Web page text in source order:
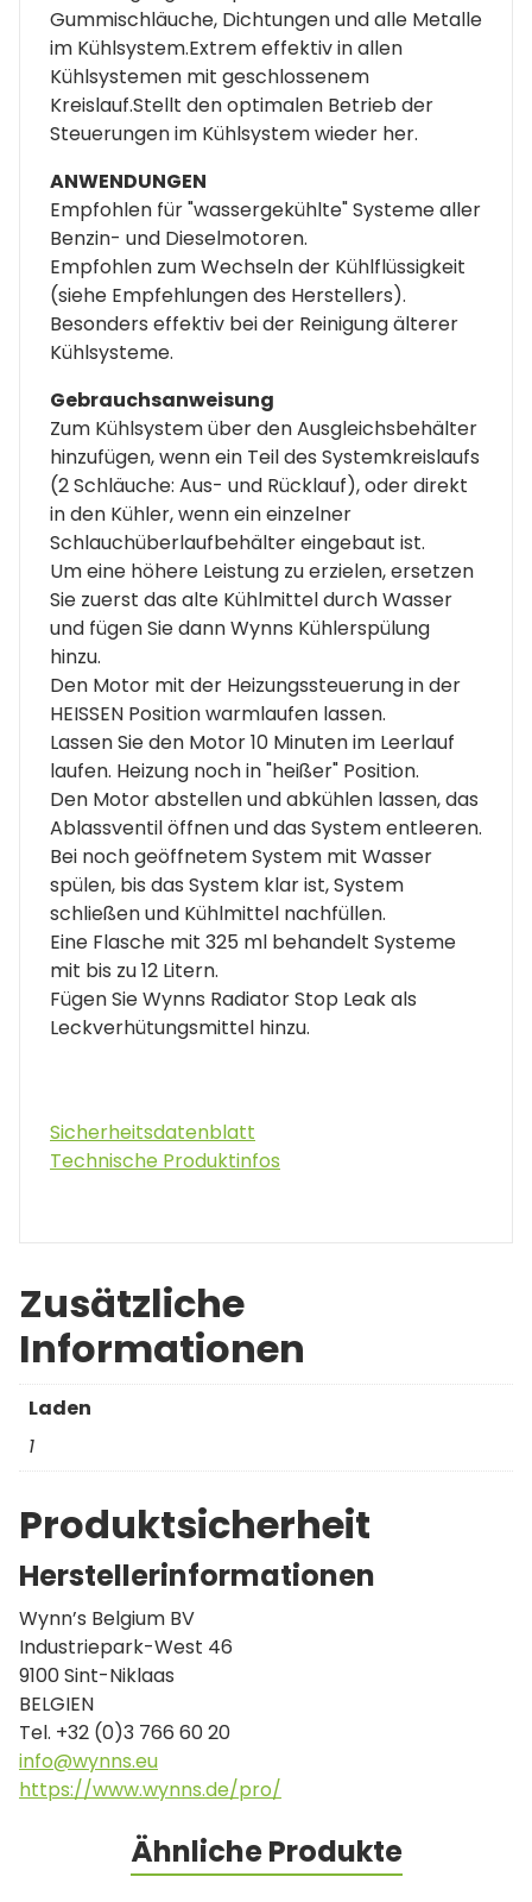
Gummischläuche, Dichtungen und alle Metalle
im Kühlsystem.Extrem effektiv in allen
Kühlsystemen mit geschlossenem
Kreislauf.Stellt den optimalen Betrieb der
Steuerungen im Kühlsystem wieder her.
ANWENDUNGEN
Empfohlen für "wassergekühlte" Systeme aller
Benzin- und Dieselmotoren.
Empfohlen zum Wechseln der Kühlflüssigkeit
(siehe Empfehlungen des Herstellers).
Besonders effektiv bei der Reinigung älterer
Kühlsysteme.
Gebrauchsanweisung
Zum Kühlsystem über den Ausgleichsbehälter
hinzufügen, wenn ein Teil des Systemkreislaufs
(2 Schläuche: Aus- und Rücklauf), oder direkt
in den Kühler, wenn ein einzelner
Schlauchüberlaufbehälter eingebaut ist.
Um eine höhere Leistung zu erzielen, ersetzen
Sie zuerst das alte Kühlmittel durch Wasser
und fügen Sie dann Wynns Kühlerspülung
hinzu.
Den Motor mit der Heizungssteuerung in der
HEISSEN Position warmlaufen lassen.
Lassen Sie den Motor 10 Minuten im Leerlauf
laufen. Heizung noch in "heißer" Position.
Den Motor abstellen und abkühlen lassen, das
Ablassventil öffnen und das System entleeren.
Bei noch geöffnetem System mit Wasser
spülen, bis das System klar ist, System
schließen und Kühlmittel nachfüllen.
Eine Flasche mit 325 ml behandelt Systeme
mit bis zu 12 Litern.
Fügen Sie Wynns Radiator Stop Leak als
Leckverhütungsmittel hinzu.
Sicherheitsdatenblatt
Technische Produktinfos
Zusätzliche
Informationen
Laden
1
Produktsicherheit
Herstellerinformationen
Wynn’s Belgium BV
Industriepark-West 46
9100 Sint-Niklaas
BELGIEN
Tel. +32 (0)3 766 60 20
info@wynns.eu
https://www.wynns.de/pro/
Ähnliche Produkte